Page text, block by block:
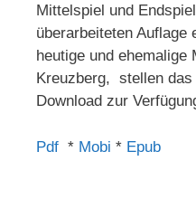
Mittelspiel und
überarbeiteten Auflage
heutige und ehemalige
Kreuzberg, stellen
Download zur
Pdf * Mobi * Epub